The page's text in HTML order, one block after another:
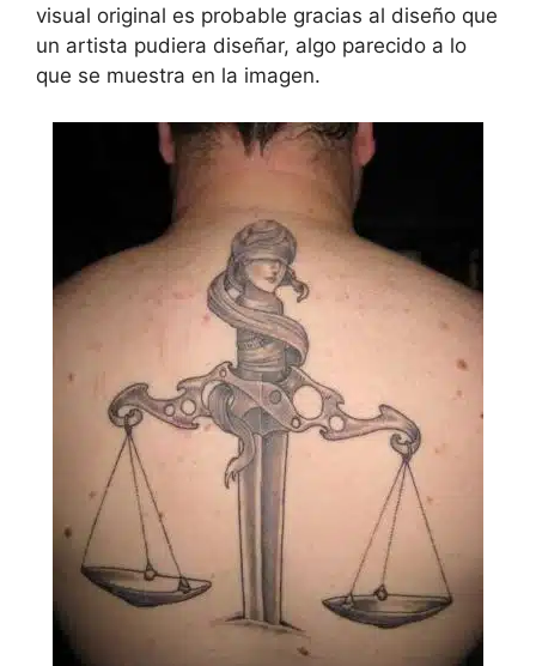
visual original es probable gracias al diseño que
un artista pudiera diseñar, algo parecido a lo
que se muestra en la imagen.